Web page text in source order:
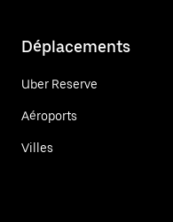
Déplacements
Uber Reserve
Aéroports
Villes